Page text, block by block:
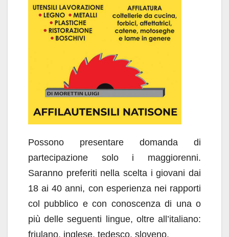
Possono presentare domanda di
partecipazione solo i maggiorenni.
Saranno preferiti nella scelta i giovani dai
18 ai 40 anni, con esperienza nei rapporti
col pubblico e con conoscenza di una o
più delle seguenti lingue, oltre all’italiano:
friulano, inglese, tedesco, sloveno.